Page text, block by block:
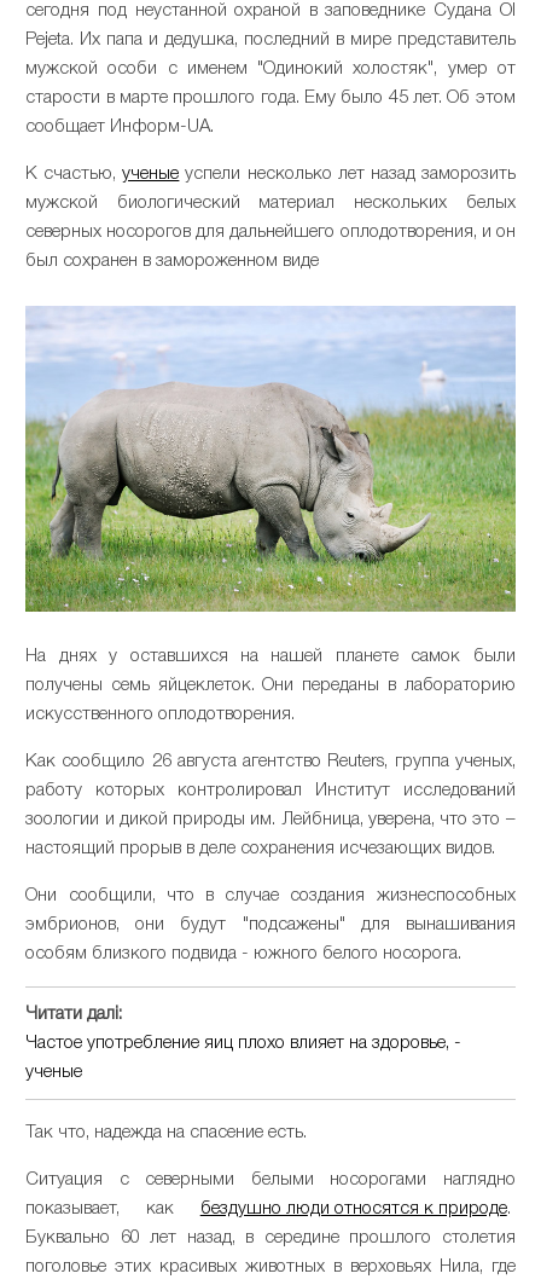
сегодня под неустанной охраной в заповеднике Судана Ol
Pejeta. Их папа и дедушка, последний в мире представитель
мужской особи с именем "Одинокий холостяк", умер от
старости в марте прошлого года. Ему было 45 лет. Об этом
сообщает Информ-UA.
К счастью,ученые успели несколько лет назад заморозить
мужской биологический материал нескольких белых
северных носорогов для дальнейшего оплодотворения, и он
был сохранен в замороженном виде
На днях у оставшихся на нашей планете самок были
получены семь яйцеклеток. Они переданы в лабораторию
искусственного оплодотворения.
Как сообщило 26 августа агентство Reuters, группа ученых,
работу которых контролировал Институт исследований
зоологии и дикой природы им. Лейбница, уверена, что это –
настоящий прорыв в деле сохранения исчезающих видов.
Они сообщили, что в случае создания жизнеспособных
эмбрионов, они будут "подсажены" для вынашивания
особям близкого подвида - южного белого носорога.
Читати далі:
Частое употребление яиц плохо влияет на здоровье, -
ученые
Так что, надежда на спасение есть.
Ситуация с северными белыми носорогами наглядно
показывает, как бездушно люди относятся к природе.
Буквально 60 лет назад, в середине прошлого столетия
поголовье этих красивых животных в верховьях Нила, где